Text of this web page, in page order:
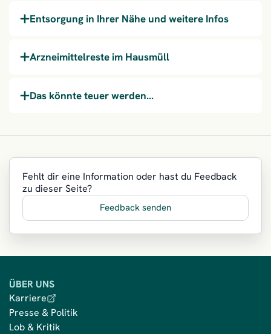
Entsorgung in Ihrer Nähe und weitere Infos
Arzneimittelreste im Hausmüll
Das könnte teuer werden...
Fehlt dir eine Information oder hast du Feedback
zu dieser Seite?
Feedback senden
ÜBER UNS
Karriere
Presse & Politik
Lob & Kritik